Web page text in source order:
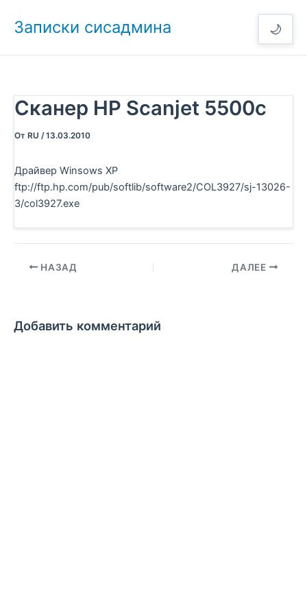
🌙
Записки сисадмина
Сканер HP Scanjet 5500c
От RU /13.03.2010
Драйвер Winsows XP
ftp://ftp.hp.com/pub/softlib/software2/COL3927/sj-13026-
3/col3927.exe
НАЗАД ДАЛЕЕ
Добавить комментарий